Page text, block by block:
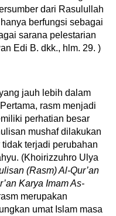
dari Rasulullah
berfungsi sebagai
sarana pelestarian
Edi B. dkk., hlm. 29. )
jauh lebih dalam
rasm menjadi
perhatian besar
mushaf dilakukan
terjadi perubahan
(Khoirizzuhro Ulya
(Rasm) Al-Qur’an
Karya Imam As-
merupakan
umat Islam masa